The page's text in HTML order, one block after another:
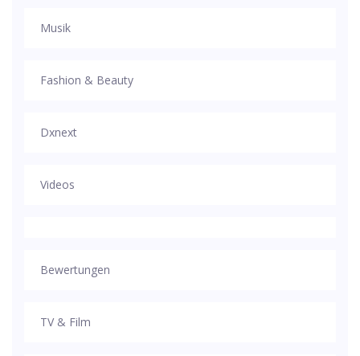
Musik
Fashion & Beauty
Dxnext
Videos
Bewertungen
TV & Film